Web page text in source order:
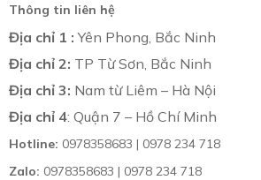
Thông tin liên hệ
Địa chỉ 1 :Yên Phong, Bắc Ninh
Địa chỉ 2: TP Từ Sơn, Bắc Ninh
Địa chỉ 3: Nam từ Liêm – Hà Nội
Địa chỉ 4: Quận 7 – Hồ Chí Minh
Hotline: 0978358683 | 0978 234 718
Zalo: 0978358683 | 0978 234 718